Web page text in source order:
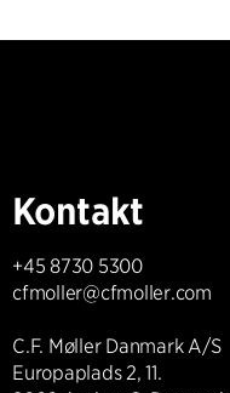
Kontakt
+45 8730 5300
cfmoller@cfmoller.com
C.F. Møller Danmark A/S
Europaplads 2, 11.